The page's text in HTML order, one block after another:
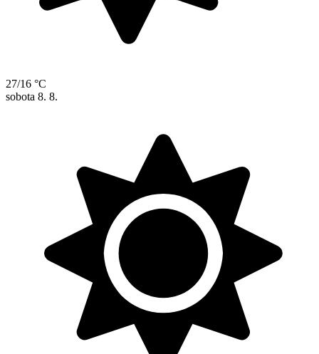
27/16 °C
sobota 8. 8.